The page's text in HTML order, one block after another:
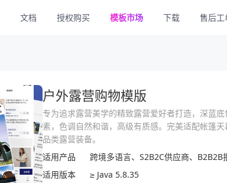
文档 授权购买 模板市场 下载 售后工
户外露营购物模版
专为追求露营美学的精致露营爱好者打造，深蓝
素，色调自然和谐，高级有质感。完美适配帐篷
品类露营装备。
适用产品
跨境多语言、S2B2C供应商、
适用版本
≥ Java 5.8.35